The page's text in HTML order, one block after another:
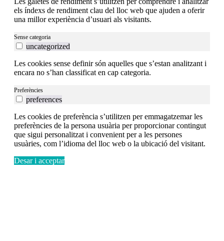
els índexs de rendiment clau del lloc web que ajuden a oferir
una millor experiència d’usuari als visitants.
Sense categoria
uncategorized
Les cookies sense definir són aquelles que s’estan analitzant i
encara no s’han classificat en cap categoria.
Preferències
preferences
Les cookies de preferència s’utilitzen per emmagatzemar les
preferències de la persona usuària per proporcionar contingut
que sigui personalitzat i convenient per a les persones
usuàries, com l’idioma del lloc web o la ubicació del visitant.
Desar i acceptar